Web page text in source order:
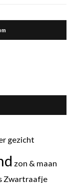
gezicht
zon & maan
Zwartraafje